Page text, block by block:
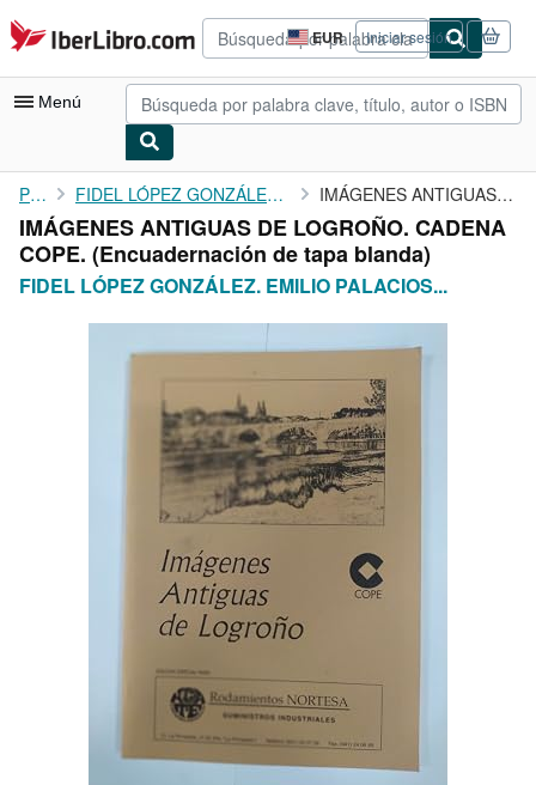
Pasar al contenido principal
IberLibro.com EUR
Preferencias
de
compra
del
Iniciar sesión
Menú
Mi cuenta
Consultar mis pedidos
Búsqueda avanzada
Colecciones
Libros antiguos
Arte y coleccionismo
Comenzar a vender
CERRAR
Portada FIDEL LÓPEZ GONZÁLEZ. EMILIO PALACIOS SAIZ. TDK793 IMÁGENES ANTIGUAS DE LOGROÑO. CADENA COPE.
IMÁGENES ANTIGUAS DE LOGROÑO. CADENA
COPE. (Encuadernación de tapa blanda)
FIDEL LÓPEZ GONZÁLEZ. EMILIO PALACIOS...